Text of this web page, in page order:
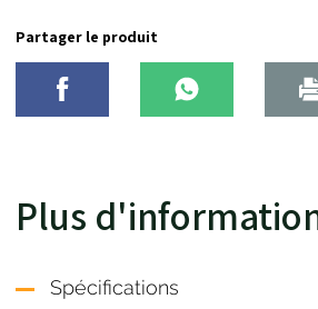
Partager le produit
Plus
Spécifications